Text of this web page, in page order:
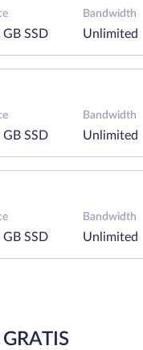
GB SSD
Bandwidth
Unlimited
GB SSD
Bandwidth
Unlimited
SSD
Bandwidth
Unlimited